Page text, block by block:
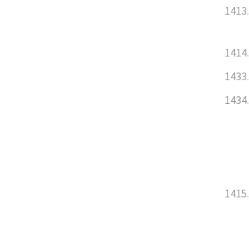
1413.
1414.
1433.
1434.
1415.